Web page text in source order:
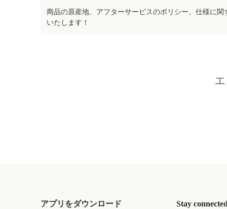
商品の原産地、アフターサービスのポリシー、仕様に
いたします！
アプリをダウンロード Stay connected